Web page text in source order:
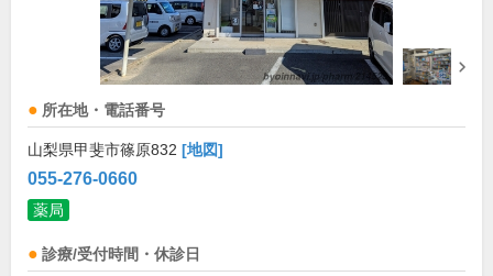
所在地・電話番号
山梨県甲斐市篠原832 [地図]
055-276-0660
薬局
診療/受付時間・休診日